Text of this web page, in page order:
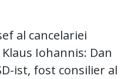
al cancelariei
Iohannis: Dan
ist, fost consilier al